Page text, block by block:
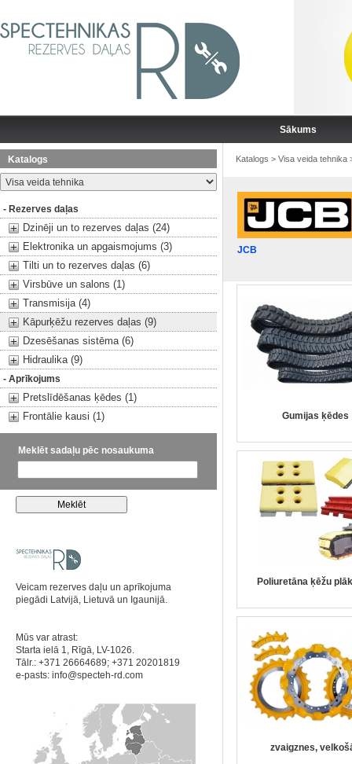
Sākums
Katalogs
- Rezerves daļas
Dzinēji un to rezerves daļas (24)
Elektronika un apgaismojums (3)
Tilti un to rezerves daļas (6)
Virsbūve un salons (1)
Transmisija (4)
Kāpurķēžu rezerves daļas (9)
Dzesēšanas sistēma (6)
Hidraulika (9)
- Aprīkojums
Pretslīdēšanas ķēdes (1)
Frontālie kausi (1)
Meklēt sadaļu pēc nosaukuma
Veicam rezerves daļu un aprīkojuma
piegādi Latvijā, Lietuvā un Igaunijā.
Mūs var atrast:
Starta ielā 1, Rīgā, LV-1026.
Tālr.: +371 26664689; +371 20201819
e-pasts: info@specteh-rd.com
Katalogs > Visa veida tehnika
JCB
Gumijas ķēdes
Poliuretāna ķēžu
zvaigznes,